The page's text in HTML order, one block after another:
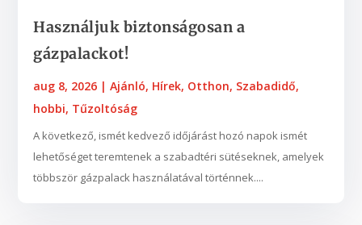
Használjuk biztonságosan a
gázpalackot!
aug 8, 2026 |Ajánló, Hírek, Otthon, Szabadidő,
hobbi, Tűzoltóság
A következő, ismét kedvező időjárást hozó napok ismét
lehetőséget teremtenek a szabadtéri sütéseknek, amelyek
többször gázpalack használatával történnek....